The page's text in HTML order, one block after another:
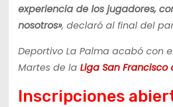
experiencia de los jugadores,
nosotros», declaró al final del
Deportivo La Palma acabó con
Martes de la Liga San
Inscripciones